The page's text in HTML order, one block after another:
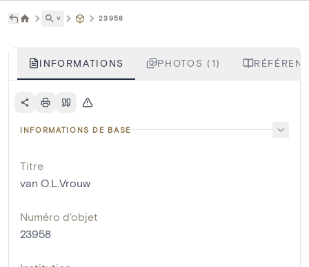
˅ 23958
INFORMATIONS PHOTOS (1)
INFORMATIONS DE BASE
Titre
van O.L.Vrouw
Numéro d'objet
23958